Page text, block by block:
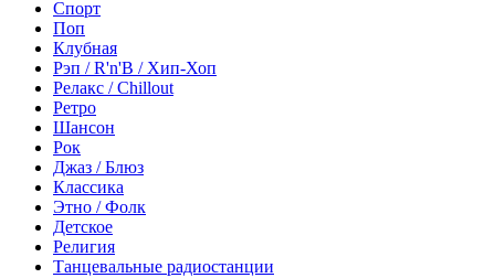
Спорт
Поп
Клубная
Рэп / R'n'B / Хип-Хоп
Релакс / Chillout
Ретро
Шансон
Рок
Джаз / Блюз
Классика
Этно / Фолк
Детское
Религия
Танцевальные радиостанции